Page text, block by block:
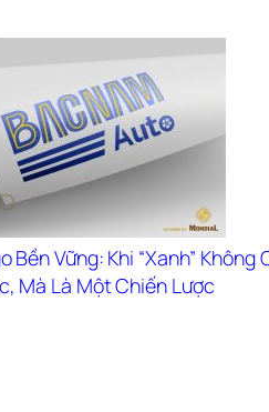
Bền Vững: Khi “Xanh” Không
Mà Là Một Chiến Lược